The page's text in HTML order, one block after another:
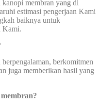
membran yang di
estimasi pengerjaan Kami
baiknya untuk
Kami.
berkomitmen
juga memberikan hasil yang
?